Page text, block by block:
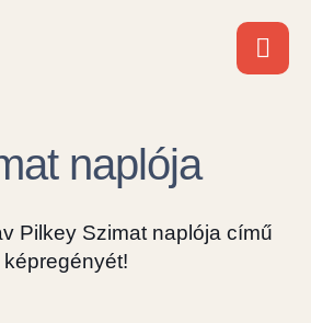
naplója
Pilkey Szimat naplója című
képregényét!